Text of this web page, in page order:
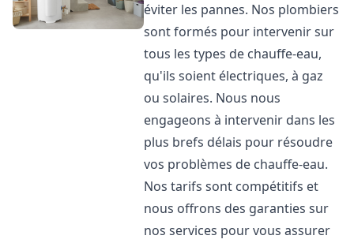
éviter les pannes. Nos plombiers
sont formés pour intervenir sur
tous les types de chauffe-eau,
qu'ils soient électriques, à gaz
ou solaires. Nous nous
engageons à intervenir dans les
plus brefs délais pour résoudre
vos problèmes de chauffe-eau.
Nos tarifs sont compétitifs et
nous offrons des garanties sur
nos services pour vous assurer